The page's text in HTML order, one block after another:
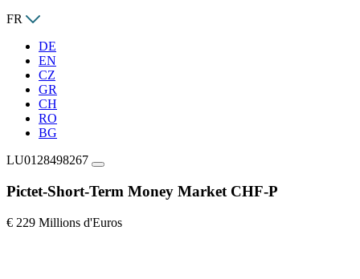
FR
DE
EN
CZ
GR
CH
RO
BG
LU0128498267
Pictet-Short-Term Money Market CHF-P
€ 229 Millions d'Euros